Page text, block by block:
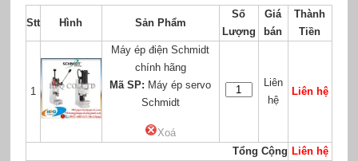
Stt Hình Sản Phẩm
Số
Lượng
Giá
bán
Thành
Tiền
1
Máy ép điện Schmidt
chính hãng
Mã SP: Máy ép servo
Schmidt
Xoá
Liên
hệ
Liên hệ
Tổng Cộng Liên hệ